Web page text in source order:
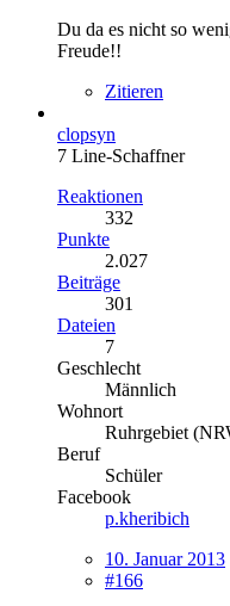
Du da es nicht so
Freude!!
Zitieren
clopsyn
7 Line-Schaffner
Reaktionen
332
Punkte
2.027
Beiträge
301
Dateien
7
Geschlecht
Männlich
Wohnort
Ruhrgebiet
Beruf
Schüler
Facebook
p.kheribich
10. Januar 2013
#166